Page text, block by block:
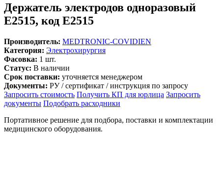
Держатель электродов одноразовый
E2515, код E2515
Производитель: MEDTRONIC-COVIDIEN
Категория: Электрохирургия
Фасовка: 1 шт.
Статус: В наличии
Срок поставки: уточняется менеджером
Документы: РУ / сертификат / инструкция по запросу
Запросить стоимость Получить КП для юрлица Запросить
документы Подобрать расходники
Портативное решение для подбора, поставки и комплектации
медицинского оборудования.